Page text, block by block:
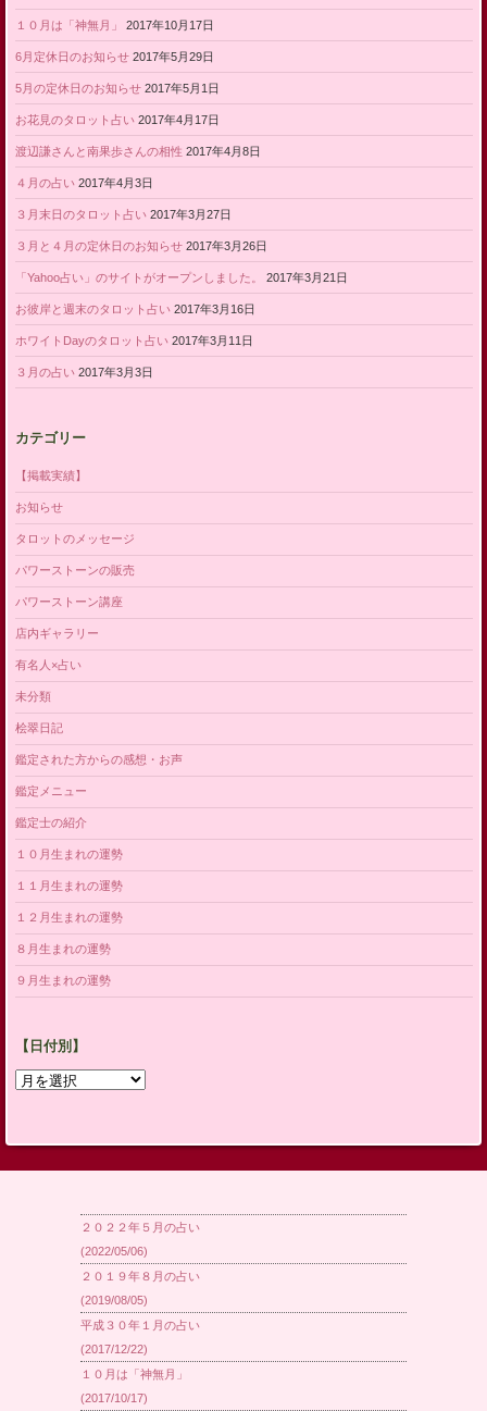
１０月は「神無月」 2017年10月17日
6月定休日のお知らせ 2017年5月29日
5月の定休日のお知らせ 2017年5月1日
お花見のタロット占い 2017年4月17日
渡辺謙さんと南果歩さんの相性 2017年4月8日
４月の占い 2017年4月3日
３月末日のタロット占い 2017年3月27日
３月と４月の定休日のお知らせ 2017年3月26日
「Yahoo占い」のサイトがオープンしました。 2017年3月21日
お彼岸と週末のタロット占い 2017年3月16日
ホワイトDayのタロット占い 2017年3月11日
３月の占い 2017年3月3日
カテゴリー
【掲載実績】
お知らせ
タロットのメッセージ
パワーストーンの販売
パワーストーン講座
店内ギャラリー
有名人×占い
未分類
桧翠日記
鑑定された方からの感想・お声
鑑定メニュー
鑑定士の紹介
１０月生まれの運勢
１１月生まれの運勢
１２月生まれの運勢
８月生まれの運勢
９月生まれの運勢
【日付別】
【日
２０２２年５月の占い
(2022/05/06)
２０１９年８月の占い
(2019/08/05)
平成３０年１月の占い
(2017/12/22)
１０月は「神無月」
(2017/10/17)